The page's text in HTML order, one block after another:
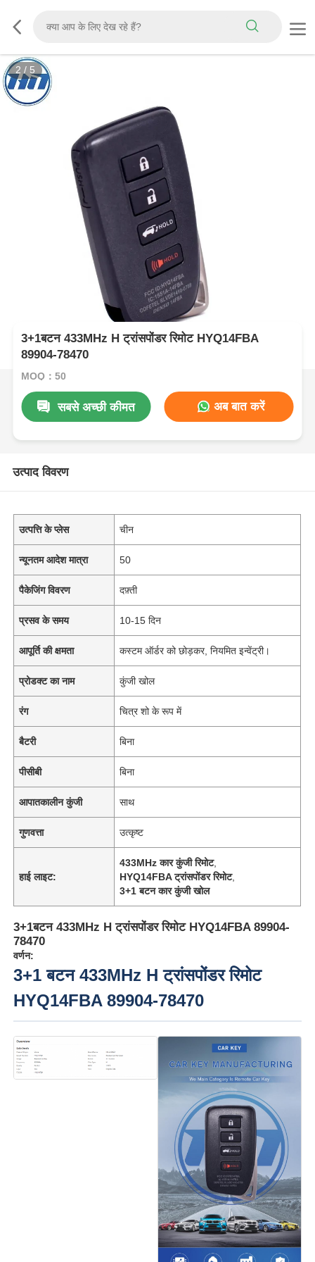
2 / 5
3+1बटन 433MHz H ट्रांसपोंडर रिमोट HYQ14FBA
89904-78470
MOQ：50
सबसे अच्छी कीमत अब बात करें
उत्पाद विवरण
उत्पत्ति के प्लेस चीन
न्यूनतम आदेश मात्रा 50
पैकेजिंग विवरण दफ़्ती
प्रसव के समय 10-15 दिन
आपूर्ति की क्षमता कस्टम ऑर्डर को छोड़कर, नियमित इन्वेंट्री।
प्रोडक्ट का नाम कुंजी खोल
रंग चित्र शो के रूप में
बैटरी बिना
पीसीबी बिना
आपातकालीन कुंजी साथ
गुणवत्ता उत्कृष्ट
हाई लाइट:
433MHz कार कुंजी रिमोट,
HYQ14FBA ट्रांसपोंडर रिमोट,
3+1 बटन कार कुंजी खोल
3+1बटन 433MHz H ट्रांसपोंडर रिमोट HYQ14FBA 89904-
78470
वर्णन:
3+1 बटन 433MHz H ट्रांसपोंडर रिमोट
HYQ14FBA 89904-78470